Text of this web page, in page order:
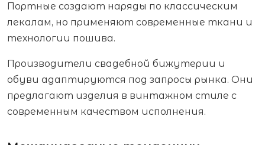
Портные создают наряды по классическим
лекалам, но применяют современные ткани и
технологии пошива.
Производители свадебной бижутерии и
обуви адаптируются под запросы рынка. Они
предлагают изделия в винтажном стиле с
современным качеством исполнения.